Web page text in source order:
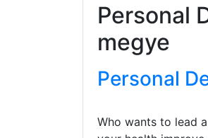
Personal
megye
Personal
Who wants to lead